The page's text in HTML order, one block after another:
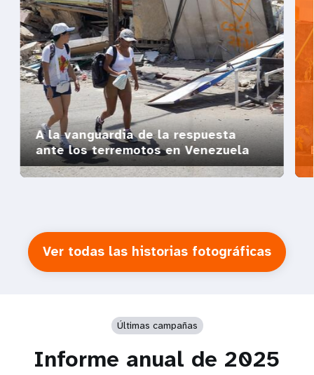
A la vanguardia de la respuesta
ante los terremotos en Venezuela
Ver todas las historias fotográficas
Últimas campañas
Informe anual de 2025